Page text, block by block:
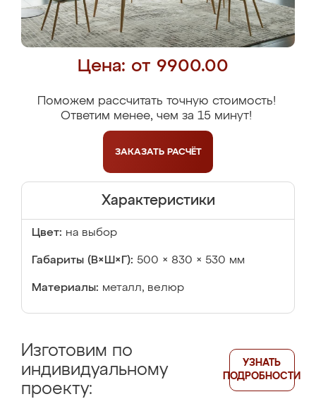
Цена: от 9900.00
Поможем рассчитать точную стоимость!
Ответим менее, чем за 15 минут!
ЗАКАЗАТЬ РАСЧЁТ
Характеристики
Цвет: на выбор
Габариты (В×Ш×Г): 500 × 830 × 530 мм
Материалы: металл, велюр
Изготовим по
индивидуальному
проекту:
УЗНАТЬ
ПОДРОБНОСТИ